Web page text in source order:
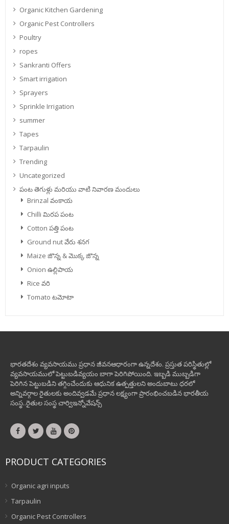
Organic Kitchen Gardening
Organic Pest Controllers
Poultry
ropes
Sankranti Offers
Smart irrigation
Sprayers
Sprinkle Irrigation
summer
Tapes
Tarpaulin
Trending
Uncategorized
పంట తెగుళ్లు మరియు వాటి నివారణ మందులు
Brinzal వంకాయ
Chilli మిరప పంట
Cotton పత్తి పంట
Ground nut వేరు శనగ
Maize జొన్న & మొక్క జొన్న
Onion ఉల్లిపాయ
Rice వరి
Tomato టమోటా
భారతదేశం వ్యవసాయము ప్రధాన జీవనఆధారంగా ఉన్నదేశం. ప్రస్తుత పరిస్థితుల్లో
వ్యవసాయములో పెట్టుబడివ్యయం బాగా పెరిగిపోయింది. ఇబ్బడి ముబ్బడిగా
పెరిగిన పెట్టుబడిని తగ్గించేందుకు ఆధునిక ఉత్పత్తులని అందుబాటు ధరలో
అన్నివర్గాల రైతులకు అందివ్వడమే ప్రధాన లక్ష్యంగా ప్రారంభించబడిన భారతీయ
సంస్థ..రైతుల సంస్థ చార్విఇన్నోవేషన్స్
PRODUCT CATEGORIES
Organic agri inputs
Tarpaulin
Organic Pest Controllers